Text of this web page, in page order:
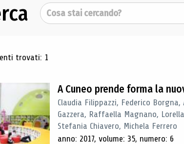
Cerca
di ricerca
trovati: 1
A Cuneo prende forma la
Claudia Filippazzi, Federico
Gazzera, Raffaella Magnano,
Stefania Chiavero, Michela Ferrero
anno: 2017, volume: 35, numero: 6